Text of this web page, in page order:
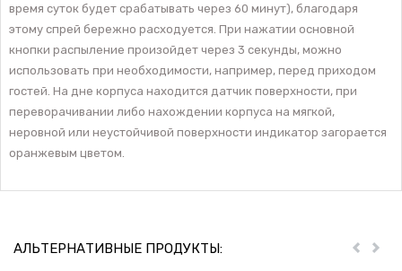
время суток будет срабатывать через 60 минут), благодаря
этому спрей бережно расходуется. При нажатии основной
кнопки распыление произойдет через 3 секунды, можно
использовать при необходимости, например, перед приходом
гостей. На дне корпуса находится датчик поверхности, при
переворачивании либо нахождении корпуса на мягкой,
неровной или неустойчивой поверхности индикатор загорается
оранжевым цветом.
АЛЬТЕРНАТИВНЫЕ ПРОДУКТЫ: Пред